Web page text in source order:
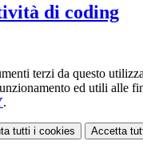
di coding
terzi da questo
ed utili alle
.
tutti i cookies Accetta